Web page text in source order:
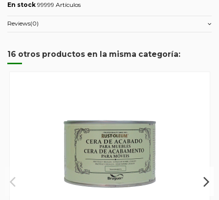
En stock 99999 Artículos
Reviews(0)
16 otros productos en la misma categoría: